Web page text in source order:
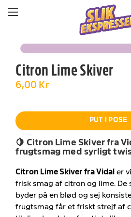
Citron Lime Skiver
6,00 Kr
🍋 Citron Lime Skiver fra
frugtsmag med syrligt
Citron Lime Skiver fra Vidal er
frisk smag af citron og lime. De
byder på en blød og sej
frugtsmag får et friskt strejf af
PUT I POSE